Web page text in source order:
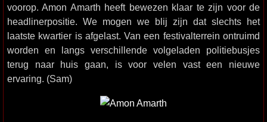
voorop. Amon Amarth heeft bewezen klaar te zijn voor de
headlinerpositie. We mogen we blij zijn dat slechts het
laatste kwartier is afgelast. Van een festivalterrein ontruimd
worden en langs verschillende volgeladen politiebusjes
terug naar huis gaan, is voor velen vast een nieuwe
ervaring. (Sam)